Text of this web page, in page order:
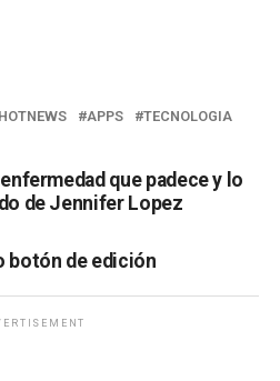
APPS TECNOLOGIA
que padece y lo
de Jennifer Lopez
botón de edición